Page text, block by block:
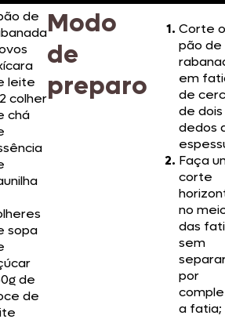
de
leite
colher
chá
sopa
de
de
Modo
de
preparo
Corte o
pão de
em
de
de dois
dedos
Faça
corte
no
das
sem
por
a fatia;